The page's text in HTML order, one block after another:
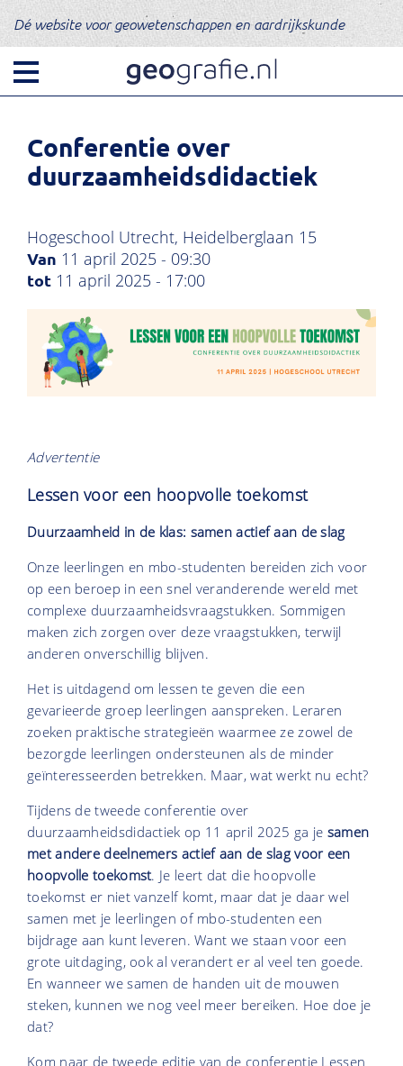
Dé website voor geowetenschappen en aardrijkskunde
Conferentie over
duurzaamheidsdidactiek
Hogeschool Utrecht, Heidelberglaan 15
11 april 2025 - 09:30
11 april 2025 - 17:00
Advertentie
Lessen voor een hoopvolle toekomst
Duurzaamheid in de klas: samen actief aan de slag
Onze leerlingen en mbo-studenten bereiden zich voor
op een beroep in een snel veranderende wereld met
complexe duurzaamheidsvraagstukken. Sommigen
maken zich zorgen over deze vraagstukken, terwijl
anderen onverschillig blijven.
Het is uitdagend om lessen te geven die een
gevarieerde groep leerlingen aanspreken. Leraren
zoeken praktische strategieën waarmee ze zowel de
bezorgde leerlingen ondersteunen als de minder
geïnteresseerden betrekken. Maar, wat werkt nu echt?
Tijdens de tweede conferentie over
duurzaamheidsdidactiek op 11 april 2025 ga je samen
met andere deelnemers actief aan de slag voor een
hoopvolle toekomst. Je leert dat die hoopvolle
toekomst er niet vanzelf komt, maar dat je daar wel
samen met je leerlingen of mbo-studenten een
bijdrage aan kunt leveren. Want we staan voor een
grote uitdaging, ook al verandert er al veel ten goede.
En wanneer we samen de handen uit de mouwen
steken, kunnen we nog veel meer bereiken. Hoe doe je
dat?
Kom naar de tweede editie van de conferentie Lessen